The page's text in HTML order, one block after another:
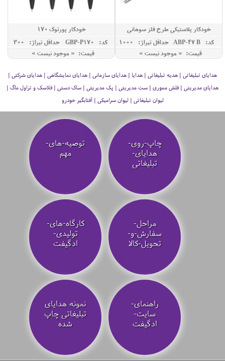
خودکار پلاستیکی طرح فلز سوهانی
کد: ABP-47 B
حداقل تيراژ: 1000
قیمت: « موجود نیست »
خودکار پورتوک 170
کد: GBP-P170
حداقل تيراژ: 300
قیمت: « موجود نیست »
هدایای تبلیغاتی | هدیه تبلیغاتی | هدایا | هدایای سازمانی | هدایای نمایشگاهی | هدایای شرکتی |
هدایای مدیریتی | فلش مموری | ست مدیریتی | پک مدیریتی | ساک دستی | فلاسک و تراول ماگ |
لیوان تبلیغاتی | لیوان سرامیکی | آفتابگیر خودرو
چاپ-روی-
هدایای-
تبلیغاتی
توصیه‌-های-
مهم
مراحل-
سفارش-و-
تحویل-کالا
کارگاه-های-
تولیدی-
ادگیفت
راهنمای-
سایت-
ادگیفت
نمونه هدایای
تبلیغاتی چاپ
شده